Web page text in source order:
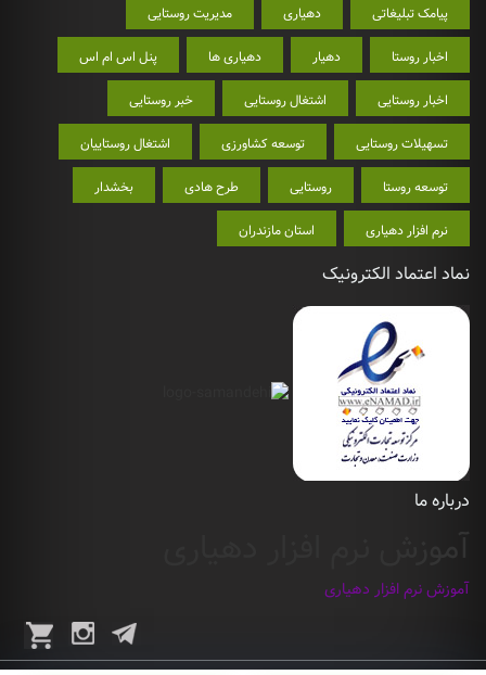
پیامک تبلیغاتی دهیاری مدیریت روستایی
اخبار روستا دهیار دهیاری ها پنل اس ام اس
اخبار روستایی اشتغال روستایی خبر روستایی
تسهیلات روستایی توسعه کشاورزی اشتغال روستاییان
توسعه روستا روستایی طرح هادی بخشدار
نرم افزار دهیاری استان مازندران
نماد اعتماد الکترونیک
درباره ما
آموزش نرم افزار دهیاری